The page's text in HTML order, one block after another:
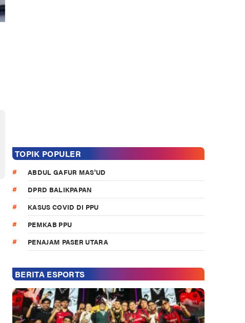
TOPIK POPULER
ABDUL GAFUR MAS'UD
DPRD BALIKPAPAN
KASUS COVID DI PPU
PEMKAB PPU
PENAJAM PASER UTARA
BERITA ESPORTS